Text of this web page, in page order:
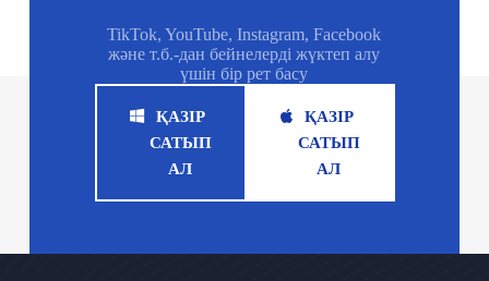
TikTok, YouTube, Instagram, Facebook
және т.б.-дан бейнелерді жүктеп алу
үшін бір рет басу
ҚАЗІР
САТЫП
АЛ
ҚАЗІР
САТЫП
АЛ